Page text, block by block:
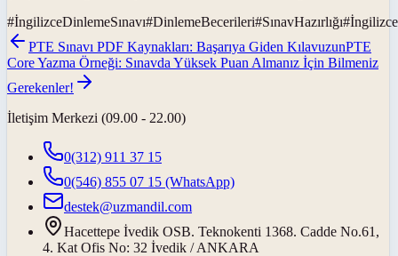
#İngilizceDinlemeSınavı#DinlemeBecerileri#SınavHazırlığı#
PTE Sınavı PDF Kaynakları: Başarıya Giden KılavuzunPTE
Core Yazma Örneği: Sınavda Yüksek Puan Almanız İçin Bilmeniz
Gerekenler!
İletişim Merkezi (09.00 - 22.00)
0(312) 911 37 15
0(546) 855 07 15 (WhatsApp)
destek@uzmandil.com
Hacettepe İvedik OSB. Teknokenti 1368. Cadde No.61,
4. Kat Ofis No: 32 İvedik / ANKARA